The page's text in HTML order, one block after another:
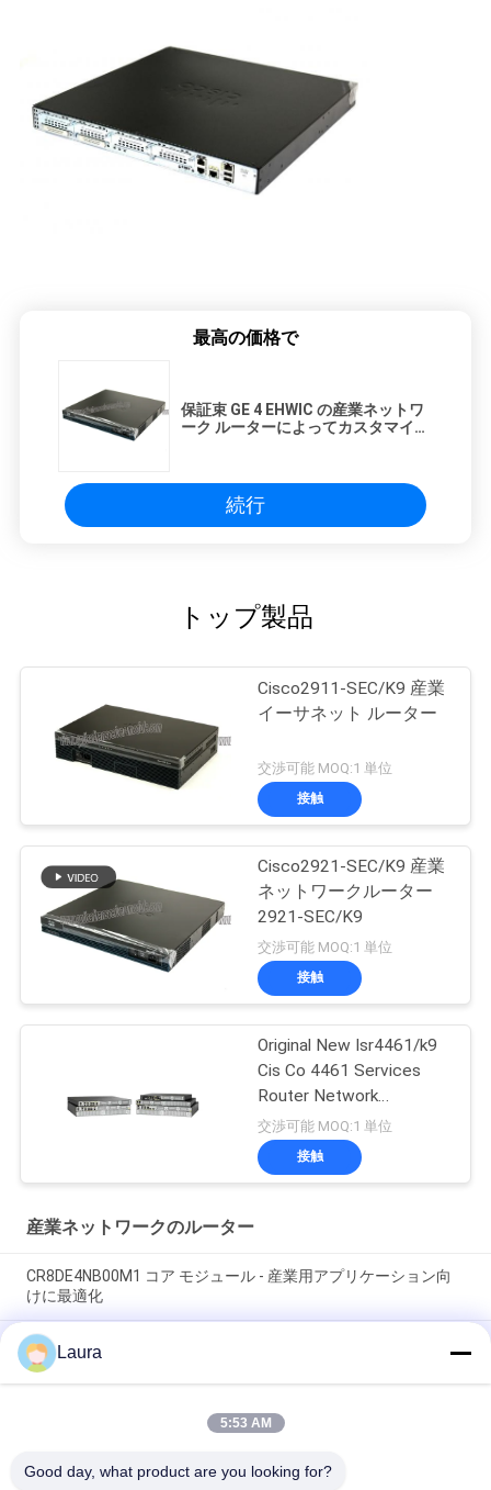
最高の価格で
保証束 GE 4 EHWIC の産業ネットワ
ーク ルーターによってカスタマイズ
続行
トップ製品
Cisco2911-SEC/K9 産業
イーサネット ルーター
交渉可能 MOQ:1 単位
接触
Cisco2921-SEC/K9 産業
ネットワークルーター
2921-SEC/K9
交渉可能 MOQ:1 単位
接触
Original New Isr4461/k9
Cis Co 4461 Services
Router Network
PouterISR4461/K9
交渉可能 MOQ:1 単位
接触
産業ネットワークのルーター
CR8DE4NB00M1 コア モジュール - 産業用アプリケーション向
けに最適化
C8300-2N2S-6T エンタープライズエッジルーター、6×1Gギガ
ビットRJ45ポート、2NIM+2SMモジュラースロット、デュアル
冗長電源、SD-WAN対応
ISR4431 K9 統合サービス ギガビット イーサネットネットワー
Laura
5:53 AM
Good day, what product are you looking for?